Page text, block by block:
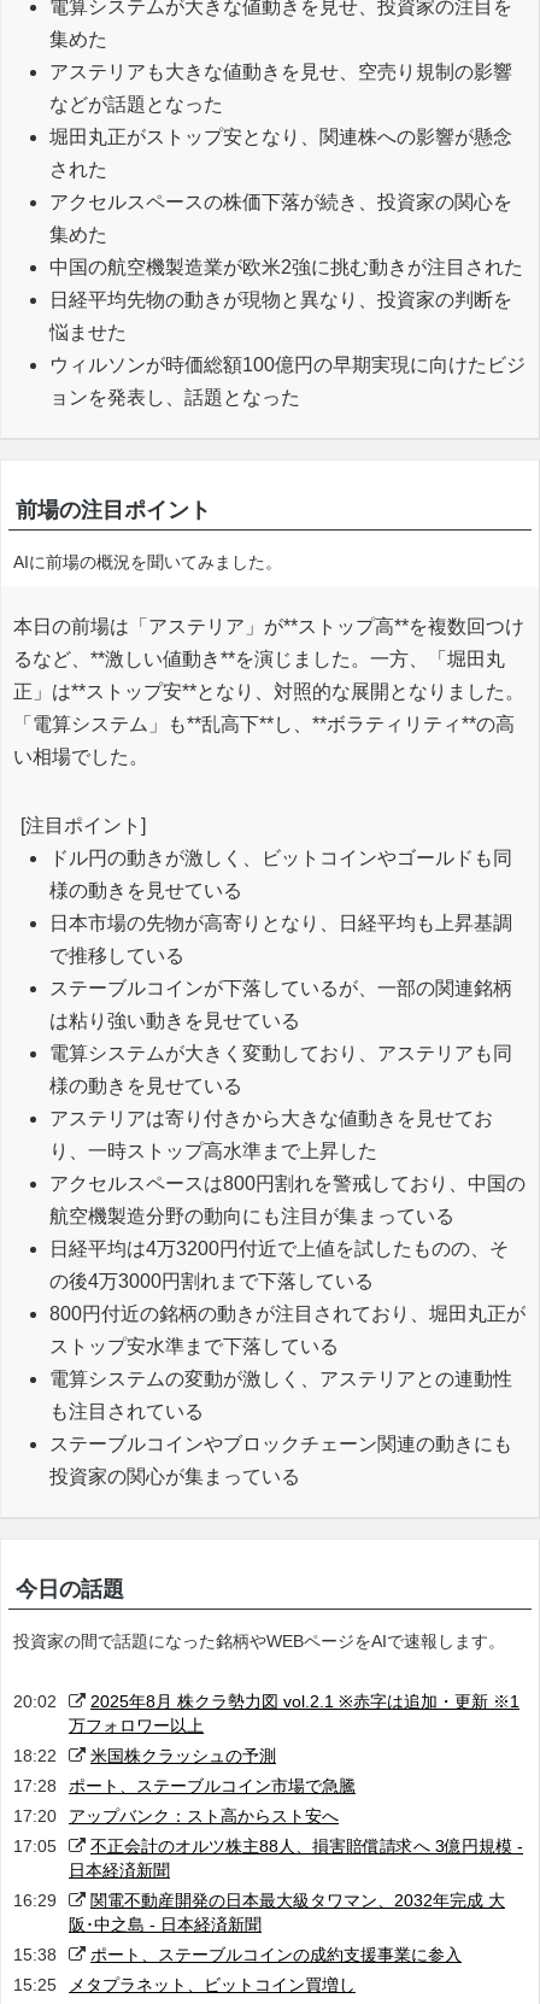
電算システムが大きな値動きを見せ、投資家の注目を
集めた
アステリアも大きな値動きを見せ、空売り規制の影響
などが話題となった
堀田丸正がストップ安となり、関連株への影響が懸念
された
アクセルスペースの株価下落が続き、投資家の関心を
集めた
中国の航空機製造業が欧米2強に挑む動きが注目された
日経平均先物の動きが現物と異なり、投資家の判断を
悩ませた
ウィルソンが時価総額100億円の早期実現に向けたビジ
ョンを発表し、話題となった
前場の注目ポイント
AIに前場の概況を聞いてみました。
本日の前場は「アステリア」が**ストップ高**を複数回つけ
るなど、**激しい値動き**を演じました。一方、「堀田丸
正」は**ストップ安**となり、対照的な展開となりました。
「電算システム」も**乱高下**し、**ボラティリティ**の高
い相場でした。
[注目ポイント]
ドル円の動きが激しく、ビットコインやゴールドも同
様の動きを見せている
日本市場の先物が高寄りとなり、日経平均も上昇基調
で推移している
ステーブルコインが下落しているが、一部の関連銘柄
は粘り強い動きを見せている
電算システムが大きく変動しており、アステリアも同
様の動きを見せている
アステリアは寄り付きから大きな値動きを見せてお
り、一時ストップ高水準まで上昇した
アクセルスペースは800円割れを警戒しており、中国の
航空機製造分野の動向にも注目が集まっている
日経平均は4万3200円付近で上値を試したものの、そ
の後4万3000円割れまで下落している
800円付近の銘柄の動きが注目されており、堀田丸正が
ストップ安水準まで下落している
電算システムの変動が激しく、アステリアとの連動性
も注目されている
ステーブルコインやブロックチェーン関連の動きにも
投資家の関心が集まっている
今日の話題
投資家の間で話題になった銘柄やWEBページをAIで速報します。
20:02
2025年8月 株クラ勢力図 vol.2.1 ※赤字は追加・更新 ※1
万フォロワー以上
18:22
米国株クラッシュの予測
17:28
ポート、ステーブルコイン市場で急騰
17:20
アップバンク：スト高からスト安へ
17:05
不正会計のオルツ株主88人、損害賠償請求へ 3億円規模 -
日本経済新聞
16:29
関電不動産開発の日本最大級タワマン、2032年完成 大
阪･中之島 - 日本経済新聞
15:38
ポート、ステーブルコインの成約支援事業に参入
15:25
メタプラネット、ビットコイン買増し